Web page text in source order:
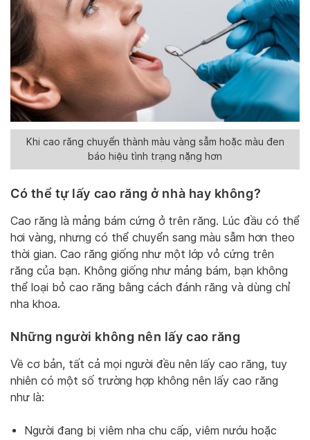
Khi cao răng chuyển thành màu vàng sẫm hoặc màu đen
báo hiệu tình trạng nặng hơn
Có thể tự lấy cao răng ở nhà hay không?
Cao răng là mảng bám cứng ở trên răng. Lúc đầu có thể
hơi vàng, nhưng có thể chuyển sang màu sẫm hơn theo
thời gian. Cao răng giống như một lớp vỏ cứng trên
răng của bạn. Không giống như mảng bám, bạn không
thể loại bỏ cao răng bằng cách đánh răng và dùng chỉ
nha khoa.
Những người không nên lấy cao răng
Về cơ bản, tất cả mọi người đều nên lấy cao răng, tuy
nhiên có một số trường hợp không nên lấy cao răng
như là:
Người đang bị viêm nha chu cấp, viêm nướu hoặc